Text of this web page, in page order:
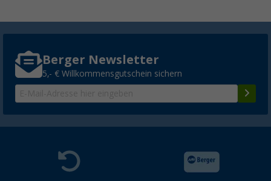
Berger Newsletter
5,- € Willkommensgutschein sichern